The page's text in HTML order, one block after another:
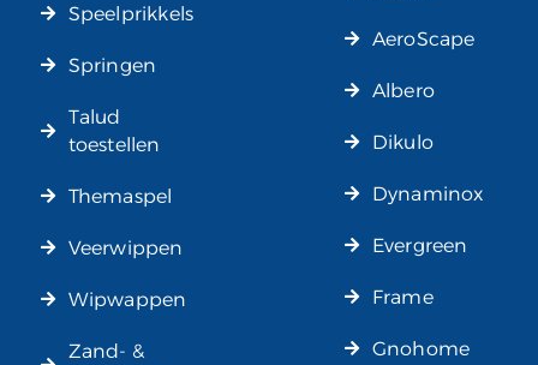
Speelprikkels
Springen
Talud
toestellen
Themaspel
Veerwippen
Wipwappen
Zand- &
AeroScape
Albero
Dikulo
Dynaminox
Evergreen
Frame
Gnohome